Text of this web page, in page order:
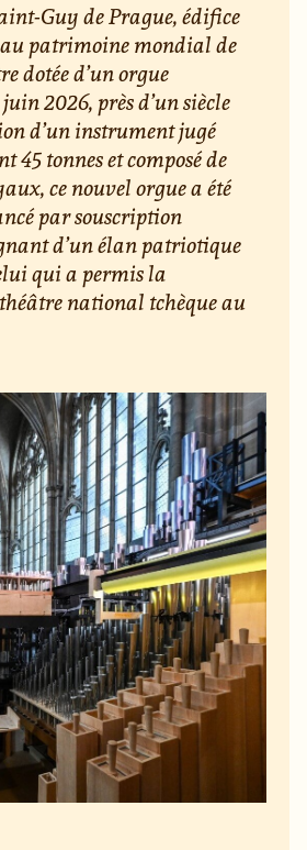
Guy de Prague, édifice
patrimoine mondial de
dotée d’un orgue
2026, près d’un siècle
d’un instrument jugé
45 tonnes et composé de
ce nouvel orgue a été
par souscription
d’un élan patriotique
qui a permis la
national tchèque au